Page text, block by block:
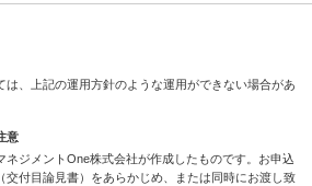
は、上記の運用方針のような運用ができない場合があ
意
ネジメントOne株式会社が作成したものです。お申込
交付目論見書）をあらかじめ、または同時にお渡し致